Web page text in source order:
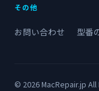
その他
お問い合わせ 型番
© 2026 MacRepair.jp